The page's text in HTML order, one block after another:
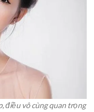
điều vô cùng quan trọng